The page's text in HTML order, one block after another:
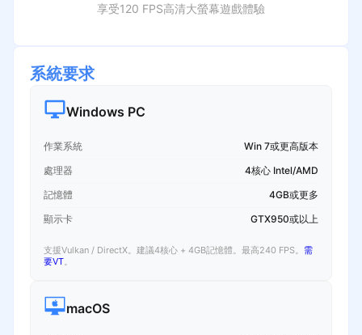
享受120 FPS高清大螢幕遊戲體驗
系統要求
Windows PC
作業系統
Win 7或更高版本
處理器
4核心 Intel/AMD
記憶體
4GB或更多
顯示卡
GTX950或以上
支援Vulkan / DirectX。建議4核心 + 4GB記憶體。最高240 FPS。 需
要VT。
macOS